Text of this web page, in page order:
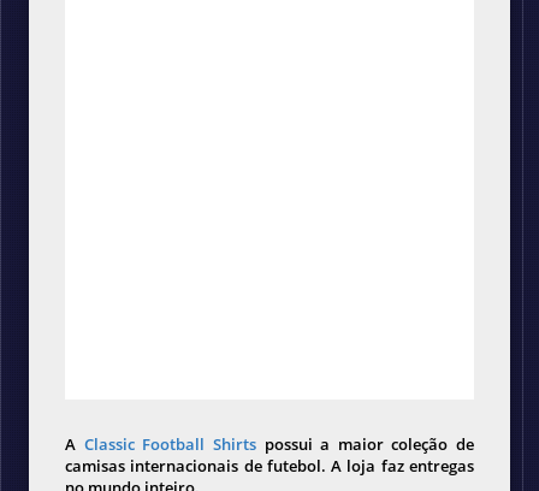
A Classic Football Shirts possui a maior coleção de
camisas internacionais de futebol. A loja faz entregas